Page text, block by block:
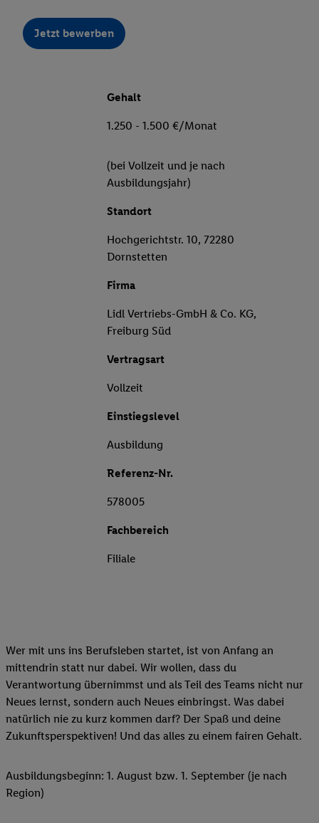
Jetzt bewerben
Gehalt
1.250 - 1.500 €/Monat
(bei Vollzeit und je nach
Ausbildungsjahr)
Standort
Hochgerichtstr. 10, 72280
Dornstetten
Firma
Lidl Vertriebs-GmbH & Co. KG,
Freiburg Süd
Vertragsart
Vollzeit
Einstiegslevel
Ausbildung
Referenz-Nr.
578005
Fachbereich
Filiale
Wer mit uns ins Berufsleben startet, ist von Anfang an
mittendrin statt nur dabei. Wir wollen, dass du
Verantwortung übernimmst und als Teil des Teams nicht nur
Neues lernst, sondern auch Neues einbringst. Was dabei
natürlich nie zu kurz kommen darf? Der Spaß und deine
Zukunftsperspektiven! Und das alles zu einem fairen Gehalt.
Ausbildungsbeginn: 1. August bzw. 1. September (je nach
Region)